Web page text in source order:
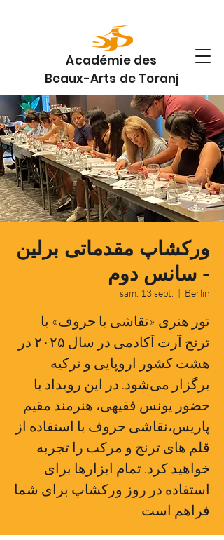
Académie des
Beaux-Arts de Toranj
ورکشاپ مقدماتی برلین
- سانس دوم
sam. 13 sept.
  |
Berlin
تور هنری «نقاشی با حروف» با
ترنج آرت آکادمی در سال ۲۰۲۵ در
هشت کشور اروپایی و ترکیه
برگزار می‌شود. در این رویداد با
حضور یونس فقیهی، هنرمند مقیم
پاریس،نقاشی حروف با استفاده از
قلم های ترنج و مرکب را تجربه
خواهید کرد. تمام ابزارها برای
استفاده در روز ورکشاپ برای شما